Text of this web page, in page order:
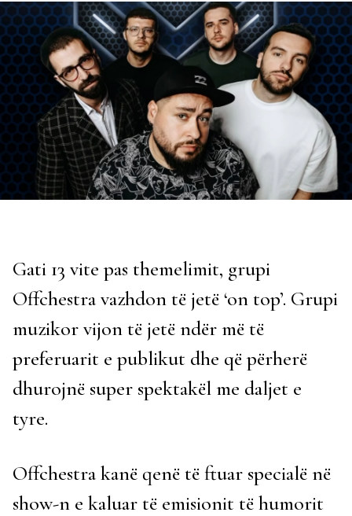
Gati 13 vite pas themelimit, grupi
Offchestra vazhdon të jetë ‘on top’. Grupi
muzikor vijon të jetë ndër më të
preferuarit e publikut dhe që përherë
dhurojnë super spektakël me daljet e
tyre.
Offchestra kanë qenë të ftuar specialë në
show-n e kaluar të emisionit të humorit